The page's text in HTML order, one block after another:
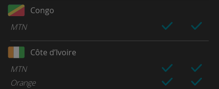
Congo
MTN
Côte d’Ivoire
MTN
Orange